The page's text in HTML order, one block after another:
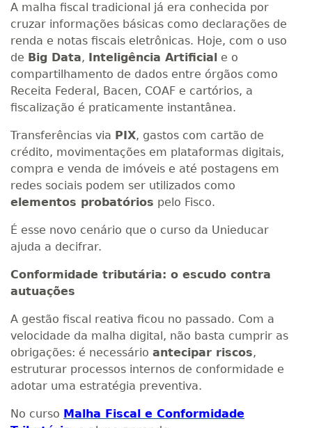
A malha fiscal tradicional já era conhecida por
cruzar informações básicas como declarações de
renda e notas fiscais eletrônicas. Hoje, com o uso
de Big Data, Inteligência Artificial e o
compartilhamento de dados entre órgãos como
Receita Federal, Bacen, COAF e cartórios, a
fiscalização é praticamente instantânea.
Transferências via PIX, gastos com cartão de
crédito, movimentações em plataformas digitais,
compra e venda de imóveis e até postagens em
redes sociais podem ser utilizados como
elementos probatórios pelo Fisco.
É esse novo cenário que o curso da Unieducar
ajuda a decifrar.
Conformidade tributária: o escudo contra
autuações
A gestão fiscal reativa ficou no passado. Com a
velocidade da malha digital, não basta cumprir as
obrigações: é necessário antecipar riscos,
estruturar processos internos de conformidade e
adotar uma estratégia preventiva.
No curso Malha Fiscal e Conformidade